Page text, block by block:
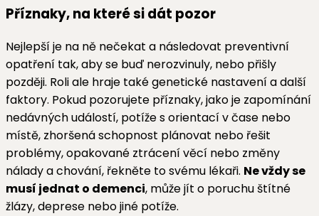
Příznaky, na které si dát pozor
Nejlepší je na ně nečekat a následovat preventivní
opatření tak, aby se buď nerozvinuly, nebo přišly
později. Roli ale hraje také genetické nastavení a další
faktory. Pokud pozorujete příznaky, jako je zapomínání
nedávných událostí, potíže s orientací v čase nebo
místě, zhoršená schopnost plánovat nebo řešit
problémy, opakované ztrácení věcí nebo změny
nálady a chování, řekněte to svému lékaři. Ne vždy se
musí jednat o demenci, může jít o poruchu štítné
žlázy, deprese nebo jiné potíže.